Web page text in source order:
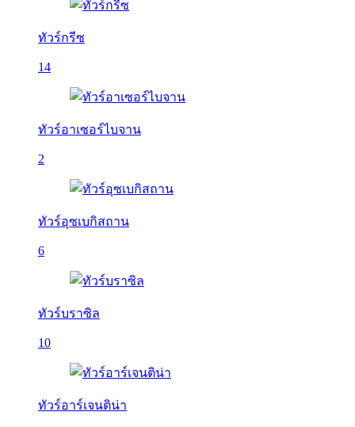
ทัวร์กรีซ
14
ทัวร์อาเซอร์ไบจาน
2
ทัวร์อุซเบกิสถาน
6
ทัวร์บราซิล
10
ทัวร์อาร์เจนติน่า